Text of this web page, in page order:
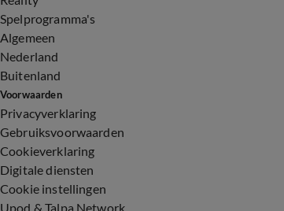
Spelprogramma's
Algemeen
Nederland
Buitenland
Voorwaarden
Privacyverklaring
Gebruiksvoorwaarden
Cookieverklaring
Digitale diensten
Cookie instellingen
Upod & Talpa Network